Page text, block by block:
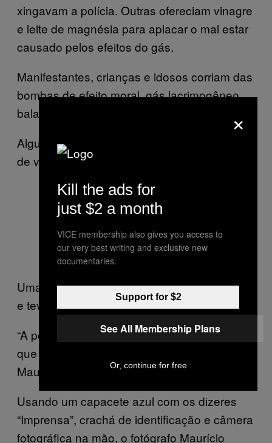
xingavam a polícia. Outras ofereciam vinagre
e leite de magnésia para aplacar o mal estar
causado pelos efeitos do gás.
Manifestantes, crianças e idosos corriam das
bombas de efeito moral, gás lacrimogêneo,
balas de borracha e jatos d’água.
Alguns manifestantes arremessaram garrafas
de vidro em direção aos policiais.
A Tropa de Choque detendo um
manifestante. Foto: Felipe Larozza/
VICE
Uma mulher passou mal dentro de um ônibus
e teve de ser socorrida pelos passageiros.
“A polícia está atirando na gente, por mais
que nos identifiquemos”, lamenta o fotógrafo
Maurício Camargo.
Usando um capacete azul com os dizeres
“Imprensa”, crachá de identificação e câmera
fotográfica na mão, o fotógrafo Maurício
×
Kill the ads for
just $2 a month
VICE membership also gives you access to
our very best writing and exclusive new
documentaries.
Support for $2
See All Membership Plans
Or, continue for free